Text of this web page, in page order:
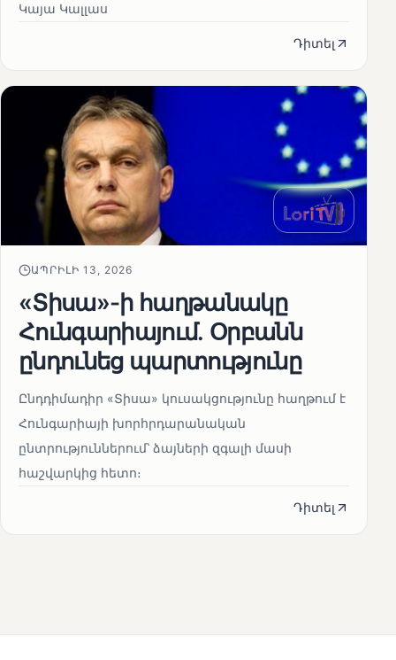
Կայա Կալլաս
Դիտել
ԱՊՐԻԼԻ 13, 2026
«Տիսա»-ի հաղթանակը
Հունգարիայում․ Օրբանն
ընդունեց պարտությունը
Ընդդիմադիր «Տիսա» կուսակցությունը հաղթում է
Հունգարիայի խորհրդարանական
ընտրություններում՝ ձայների զգալի մասի
հաշվարկից հետո։
Դիտել